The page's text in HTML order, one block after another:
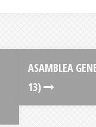
ASAMBLEA
13)